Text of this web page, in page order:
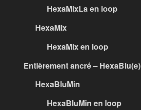
HexaMixLa en loop
HexaMix
HexaMix en loop
Entièrement ancré – HexaBlu(e)
HexaBluMin
HexaBluMin en loop